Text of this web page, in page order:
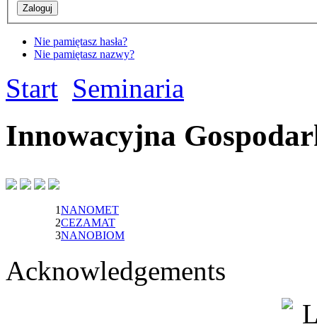
Nie pamiętasz hasła?
Nie pamiętasz nazwy?
Start Seminaria
Innowacyjna
1NANOMET
2CEZAMAT
3NANOBIOM
Acknowledgements